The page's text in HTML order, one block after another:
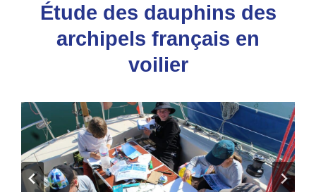
Étude des dauphins des
archipels français en
voilier